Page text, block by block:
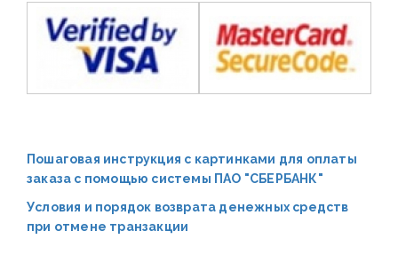
Пошаговая инструкция с картинками для оплаты
заказа с помощью системы ПАО "СБЕРБАНК"
Условия и порядок возврата денежных средств
при отмене транзакции